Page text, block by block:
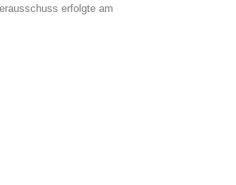
erfolgte am